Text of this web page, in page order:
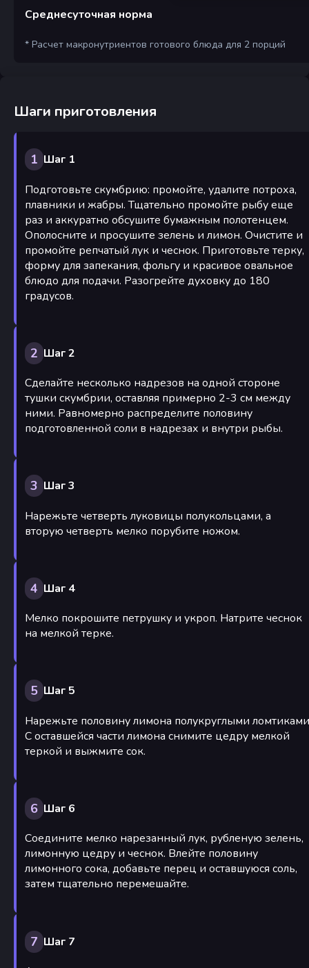
Среднесуточная норма
* Расчет макронутриентов готового блюда для 2 порций
Шаги приготовления
1 Шаг 1
Подготовьте скумбрию: промойте, удалите потроха,
плавники и жабры. Тщательно промойте рыбу еще
раз и аккуратно обсушите бумажным полотенцем.
Ополосните и просушите зелень и лимон. Очистите и
промойте репчатый лук и чеснок. Приготовьте терку,
форму для запекания, фольгу и красивое овальное
блюдо для подачи. Разогрейте духовку до 180
градусов.
2 Шаг 2
Сделайте несколько надрезов на одной стороне
тушки скумбрии, оставляя примерно 2-3 см между
ними. Равномерно распределите половину
подготовленной соли в надрезах и внутри рыбы.
3 Шаг 3
Нарежьте четверть луковицы полукольцами, а
вторую четверть мелко порубите ножом.
4 Шаг 4
Мелко покрошите петрушку и укроп. Натрите чеснок
на мелкой терке.
5 Шаг 5
Нарежьте половину лимона полукруглыми
С оставшейся части лимона снимите цедру мелкой
теркой и выжмите сок.
6 Шаг 6
Соедините мелко нарезанный лук, рубленую зелень,
лимонную цедру и чеснок. Влейте половину
лимонного сока, добавьте перец и оставшуюся соль,
затем тщательно перемешайте.
7 Шаг 7